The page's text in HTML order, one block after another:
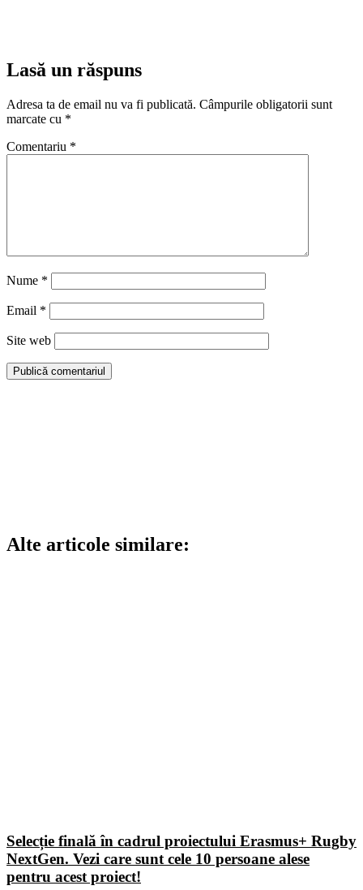
Lasă un răspuns
Adresa ta de email nu va fi publicată. Câmpurile obligatorii sunt
marcate cu *
Comentariu *
Nume *
Email *
Site web
Alte articole similare:
Selecție finală în cadrul proiectului Erasmus+ Rugby
NextGen. Vezi care sunt cele 10 persoane alese
pentru acest proiect!